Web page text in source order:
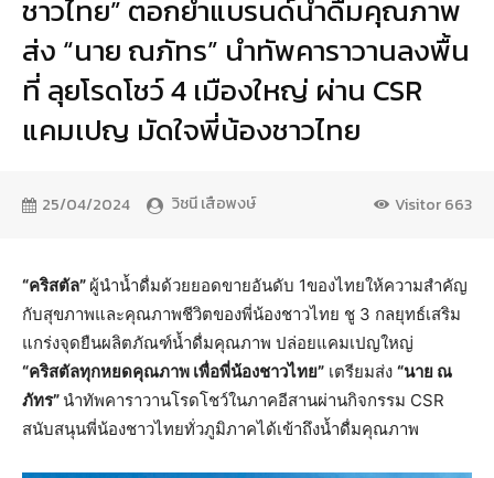
ชาวไทย” ตอกย้ำแบรนด์น้ำดื่มคุณภาพ
ส่ง “นาย ณภัทร” นำทัพคาราวานลงพื้น
ที่ ลุยโรดโชว์ 4 เมืองใหญ่ ผ่าน CSR
แคมเปญ มัดใจพี่น้องชาวไทย
25/04/2024 วิชนี เสือพงษ์ Visitor663
“คริสตัล” ผู้นำน้ำดื่มด้วยยอดขายอันดับ 1ของไทยให้ความสำคัญ
กับสุขภาพและคุณภาพชีวิตของพี่น้องชาวไทย ชู 3 กลยุทธ์เสริม
แกร่งจุดยืนผลิตภัณฑ์น้ำดื่มคุณภาพ ปล่อยแคมเปญใหญ่
“คริสตัลทุกหยดคุณภาพ เพื่อพี่น้องชาวไทย” เตรียมส่ง “นาย ณ
ภัทร”นำทัพคาราวานโรดโชว์ในภาคอีสานผ่านกิจกรรม CSR
สนับสนุนพี่น้องชาวไทยทั่วภูมิภาคได้เข้าถึงน้ำดื่มคุณภาพ